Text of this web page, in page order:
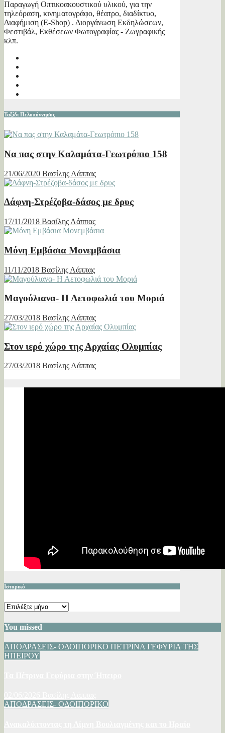
Παραγωγή Οπτικοακουστικού υλικού, για την
τηλεόραση, κινηματογράφο, θέατρο, διαδίκτυο,
Διαφήμιση (E-Shop) . Διοργάνωση Εκδηλώσεων,
Φεστιβάλ, Εκθέσεων Φωτογραφίας - Ζωγραφικής
κλπ.
Ταξίδι Πελοπόννησος
Να πας στην Καλαμάτα-Γεωτρόπιο 158
21/06/2020 Βασίλης Λάππας
Δάφνη-Στρέζοβα-δάσος με δρυς
17/11/2018 Βασίλης Λάππας
Μόνη Εμβάσια Μονεμβάσια
11/11/2018 Βασίλης Λάππας
Μαγούλιανα- Η Αετοφωλιά του Μοριά
27/03/2018 Βασίλης Λάππας
Στον ιερό χώρο της Αρχαίας Ολυμπίας
27/03/2018 Βασίλης Λάππας
Ιστορικό
Ιστορικό
You missed
ΑΠΟΔΡΑΣΕΙΣ- ΟΔΟΙΠΟΡΙΚΟ ΠΕΤΡΙΝΑ ΓΕΦΥΡΙΑ ΤΗΣ
ΗΠΕΙΡΟΥ
ΑΠΟΔΡΑΣΕΙΣ- ΟΔΟΙΠΟΡΙΚΟ